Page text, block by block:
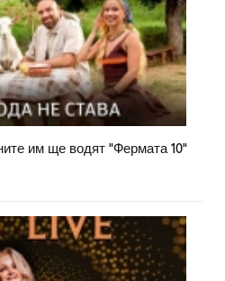
им ще водят "Фермата 10"